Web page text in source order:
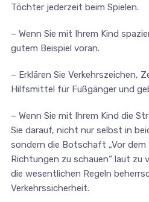
Töchter jederzeit beim Spielen.
– Wenn Sie mit Ihrem Kind
gutem Beispiel voran.
– Erklären Sie Verkehrszeichen,
Hilfsmittel für Fußgänger und
– Wenn Sie mit Ihrem Kind die
Sie darauf, nicht nur selbst in
sondern die Botschaft „Vor dem
Richtungen zu schauen“ laut zu
die wesentlichen Regeln
Verkehrssicherheit.